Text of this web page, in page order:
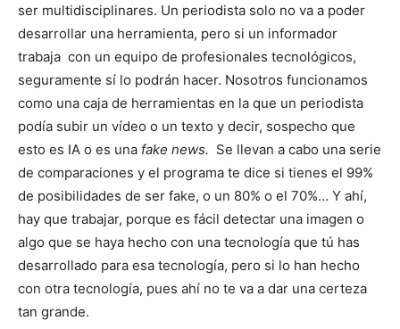
ser multidisciplinares. Un periodista solo no va a poder
desarrollar una herramienta, pero si un informador
trabaja con un equipo de profesionales tecnológicos,
seguramente sí lo podrán hacer. Nosotros funcionamos
como una caja de herramientas en la que un periodista
podía subir un vídeo o un texto y decir, sospecho que
esto es IA o es una fake news. Se llevan a cabo una serie
de comparaciones y el programa te dice si tienes el 99%
de posibilidades de ser fake, o un 80% o el 70%… Y ahí,
hay que trabajar, porque es fácil detectar una imagen o
algo que se haya hecho con una tecnología que tú has
desarrollado para esa tecnología, pero si lo han hecho
con otra tecnología, pues ahí no te va a dar una certeza
tan grande.